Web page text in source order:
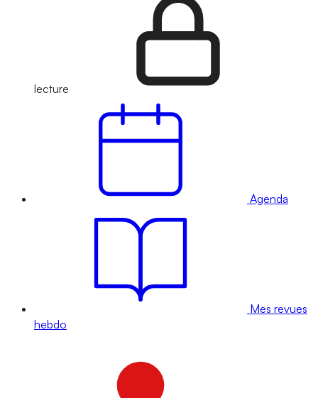
lecture
Agenda
Mes revues
hebdo